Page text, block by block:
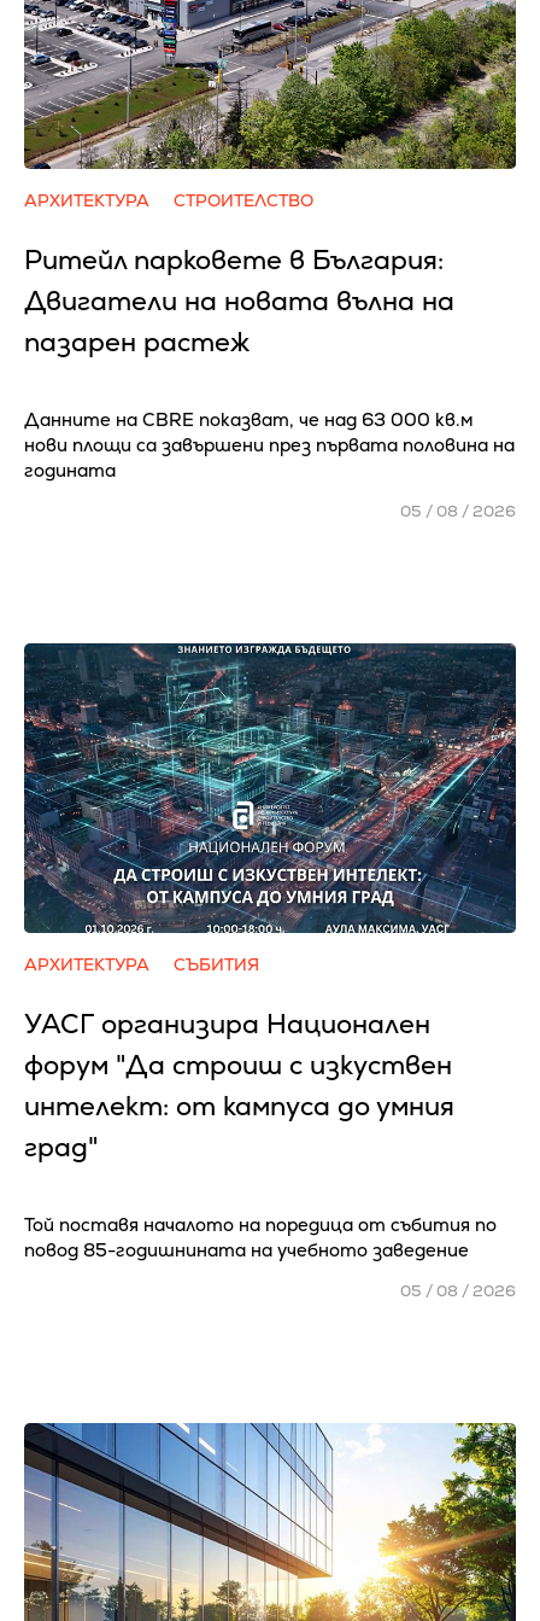
АРХИТЕКТУРА СТРОИТЕЛСТВО
Ритейл парковете в България:
Двигатели на новата вълна на
пазарен растеж
Данните на CBRE показват, че над 63 000 кв.м
нови площи са завършени през първата половина на
годината
05 / 08 / 2026
АРХИТЕКТУРА СЪБИТИЯ
УАСГ организира Национален
форум "Да строиш с изкуствен
интелект: от кампуса до умния
град"
Той поставя началото на поредица от събития по
повод 85-годишнината на учебното заведение
05 / 08 / 2026